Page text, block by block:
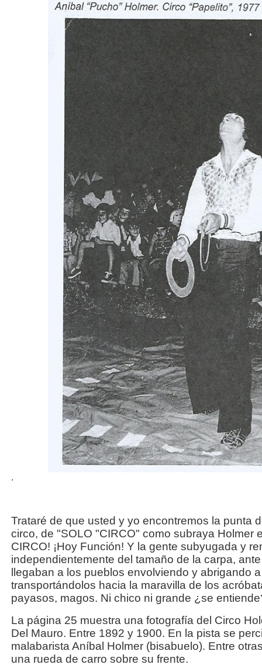
.
Trataré de que usted y yo encontremos la punta
circo, de "SOLO "CIRCO" como subraya Holmer
CIRCO! ¡Hoy Función! Y la gente subyugada y
independientemente del tamaño de la carpa,
llegaban a los pueblos envolviendo y abrigando
transportándolos hacia la maravilla de los
payasos, magos. Ni chico ni grande ¿se
La página 25 muestra una fotografía del Circo
Del Mauro. Entre 1892 y 1900. En la pista se
malabarista Aníbal Holmer (bisabuelo). Entre
una rueda de carro sobre su frente.